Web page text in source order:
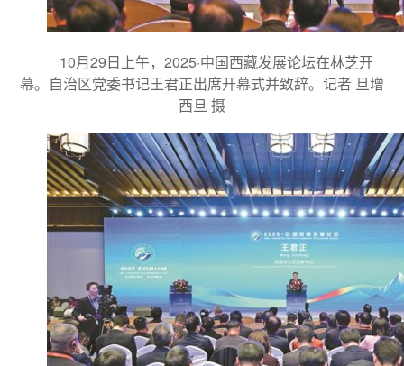
10月29日上午，2025·中国西藏发展论坛在林芝开
幕。自治区党委书记王君正出席开幕式并致辞。记者 旦增
西旦 摄